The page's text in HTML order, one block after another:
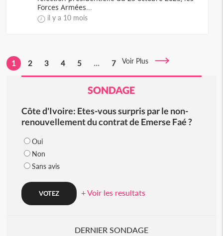
Forces Armées...
il y a 10 mois
1 2 3 4 5 ... 7 Voir Plus
SONDAGE
Côte d'Ivoire: Etes-vous surpris par le non-
renouvellement du contrat de Emerse Faé ?
Oui
Non
Sans avis
+ Voir les resultats
DERNIER SONDAGE